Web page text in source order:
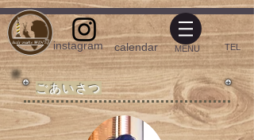
instagram​ calendar​ ​MENU ​TEL
​ごあいさつ